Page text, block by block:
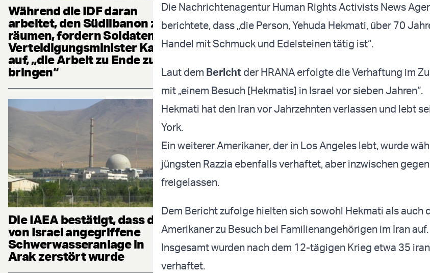
Während die IDF daran
arbeitet, den Südlibanon zu
räumen, fordern Soldaten
Verteidigungsminister Katz
auf, „die Arbeit zu Ende zu
bringen“
Die IAEA bestätigt, dass die
von Israel angegriffene
Schwerwasseranlage in
Arak zerstört wurde
Die Nachrichtenagentur Human Rights Activists News
berichtete, dass „die Person, Yehuda Hekmati, über 70
Handel mit Schmuck und Edelsteinen tätig ist“.
Laut dem Bericht der HRANA erfolgte die Verhaftung im
mit „einem Besuch [Hekmatis] in Israel vor sieben Jahren“.
Hekmati hat den Iran vor Jahrzehnten verlassen und lebt
York.
Ein weiterer Amerikaner, der in Los Angeles lebt, wurde
jüngsten Razzia ebenfalls verhaftet, aber inzwischen
freigelassen.
Dem Bericht zufolge hielten sich sowohl Hekmati als auch
Amerikaner zu Besuch bei Familienangehörigen im Iran auf.
Insgesamt wurden nach dem 12-tägigen Krieg etwa 35
verhaftet.